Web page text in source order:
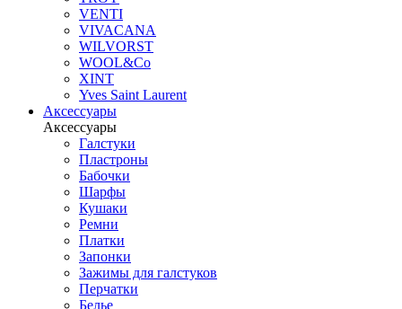
VENTI
VIVACANA
WILVORST
WOOL&Co
XINT
Yves Saint Laurent
Аксессуары
Аксессуары
Галстуки
Пластроны
Бабочки
Шарфы
Кушаки
Ремни
Платки
Запонки
Зажимы для галстуков
Перчатки
Белье